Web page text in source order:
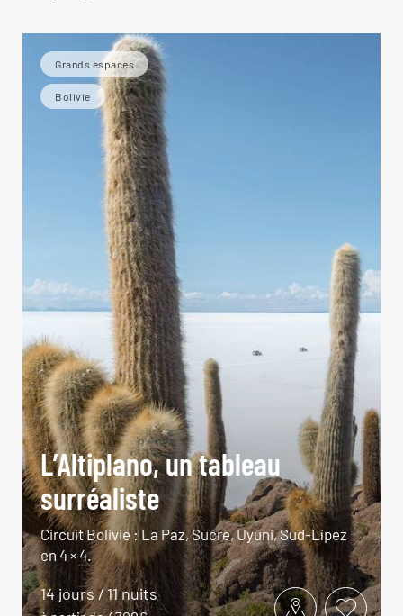
Grands espaces
Bolivie
L’Altiplano, un tableau
surréaliste
Circuit Bolivie : La Paz, Sucre, Uyuni, Sud-Lípez
en 4 × 4.
14 jours / 11 nuits